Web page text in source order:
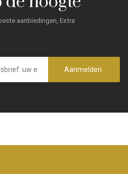
aanbiedingen, Extra
Aanmelden